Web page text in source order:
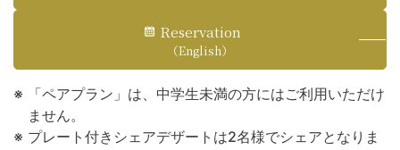
Reservation
（English）
「ペアプラン」は、中学生未満の方にはご利用いただけ
ません。
プレート付きシェアデザートは2名様でシェアとなりま